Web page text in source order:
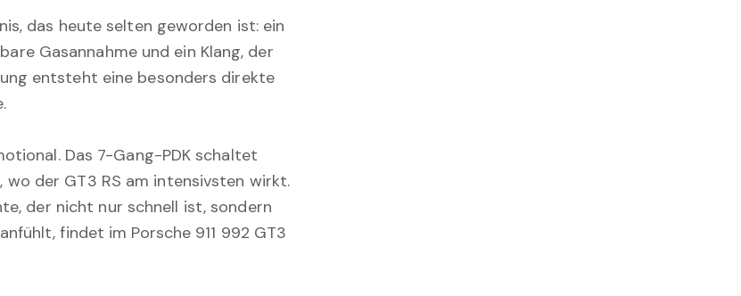
das heute selten geworden ist: ein
Gasannahme und ein Klang, der
entsteht eine besonders direkte
Das 7-Gang-PDK schaltet
der GT3 RS am intensivsten wirkt.
der nicht nur schnell ist, sondern
findet im Porsche 911 992 GT3